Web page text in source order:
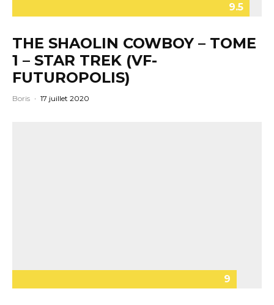
9.5
THE SHAOLIN COWBOY – TOME
1 – STAR TREK (VF-
FUTUROPOLIS)
Boris · 17 juillet 2020
9